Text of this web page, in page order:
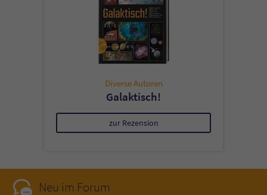
Diverse Autoren
Galaktisch!
zur Rezension
Neu im Forum